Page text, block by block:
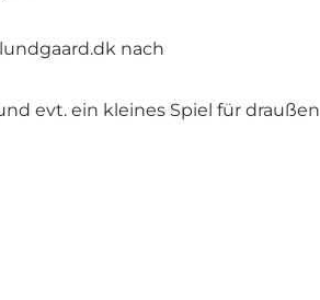
nach
evt. ein kleines Spiel für draußen